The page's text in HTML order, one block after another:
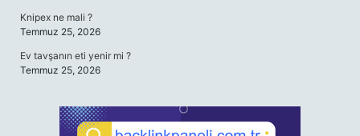
Knipex ne mali ?
Temmuz 25, 2026
Ev tavşanın eti yenir mi ?
Temmuz 25, 2026